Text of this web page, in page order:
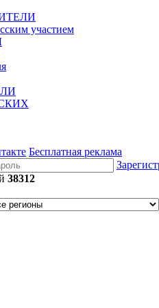
участием
Бесплатная реклама
38312